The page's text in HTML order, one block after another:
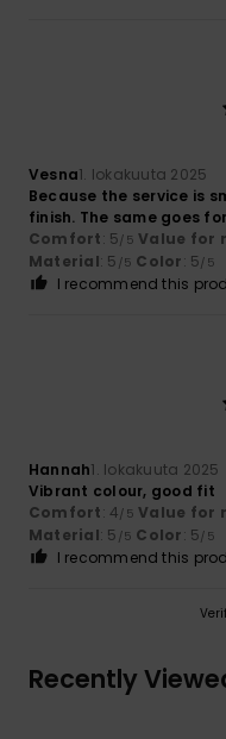
Vesna1. lokakuuta 2025
Because the service is
finish. The same goes
Comfort: 5/5 Value for
Material: 5 /5 Color: 5/5
I recommend this
Hannah1. lokakuuta 2025
Vibrant colour, good fit
Comfort: 4/5 Value for
Material: 5 /5 Color: 5/5
I recommend this
Recently